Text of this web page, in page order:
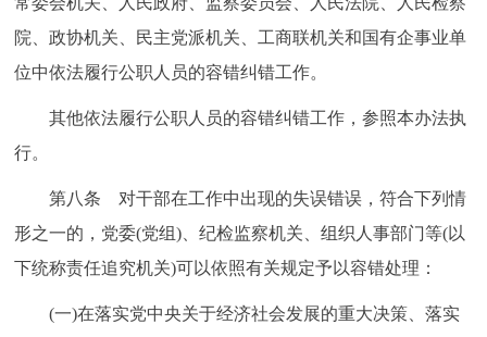
院、政协机关、民主党派机关、工商联机关和国有企事业单
位中依法履行公职人员的容错纠错工作。
其他依法履行公职人员的容错纠错工作，参照本办法执
行。
第八条 对干部在工作中出现的失误错误，符合下列情
形之一的，党委(党组)、纪检监察机关、组织人事部门等(以
下统称责任追究机关)可以依照有关规定予以容错处理：
(一)在落实党中央关于经济社会发展的重大决策、落实